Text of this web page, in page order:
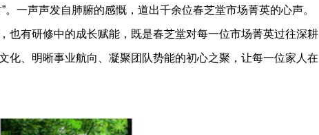
一声声发自肺腑的感慨，道出千余位春芝堂市场菁英的心声。
也有研修中的成长赋能，既是春芝堂对每一位市场菁英过往深耕
化、明晰事业航向、凝聚团队势能的初心之聚，让每一位家人在